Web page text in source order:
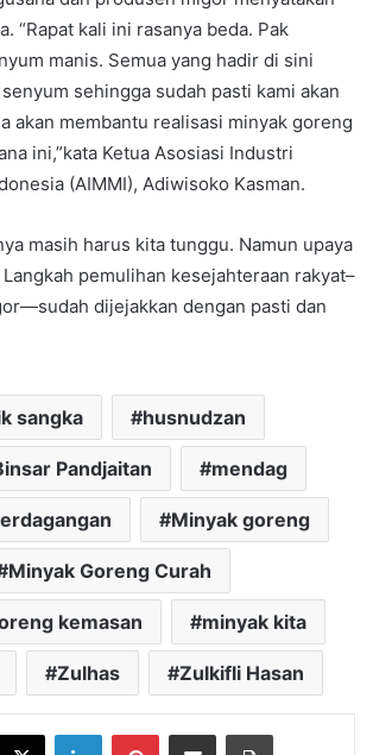
“Rapat kali ini rasanya beda. Pak
manis. Semua yang hadir di sini
sehingga sudah pasti kami akan
akan membantu realisasi minyak goreng
ini,”kata Ketua Asosiasi Industri
(AIMMI), Adiwisoko Kasman.
masih harus kita tunggu. Namun upaya
pemulihan kesejahteraan rakyat–
dijejakkan dengan pasti dan
sangka husnudzan
Pandjaitan mendag
Minyak goreng
Minyak Goreng Curah
kemasan minyak kita
Zulhas Zulkifli Hasan
X LinkedInPinterestShare via Email Print